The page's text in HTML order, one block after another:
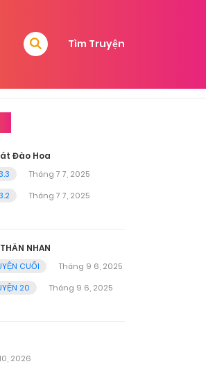
Tìm Truyện
Đào Hoa
Tháng 7 7, 2025
Tháng 7 7, 2025
NHAN
CUỐI
Tháng 9 6, 2025
20
Tháng 9 6, 2025
2026